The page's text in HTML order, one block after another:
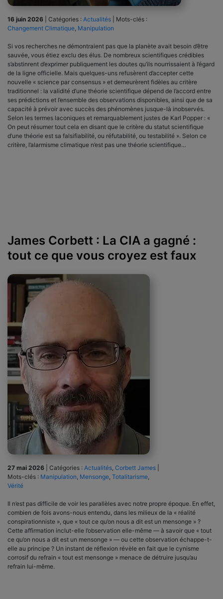
16 juin 2026 Catégories : Actualités
Mots-clés :
Changement Climatique Manipulation
Si vos recherches ne démontraient pas que la planète avait besoin d’être
sauvée, vous étiez exclu des élus. De nombreux scientifiques crédibles
s’abstinrent d’exprimer publiquement les doutes qu’ils nourrissaient à l’égard
de la ligne officielle. Mais quelques-uns refusèrent d’accepter cette
nouvelle « science par consensus » et demeurèrent fidèles au critère
traditionnel : la validité d’une théorie scientifique dépend de l’accord entre
ses prédictions et l’ensemble des observations disponibles, ainsi que de sa
capacité à prévoir avec succès des phénomènes jusque-là inobservés.
Selon les termes laconiques et remarquablement justes de Karl Popper : «
On peut résumer tout cela en disant que le critère du statut scientifique
d’une théorie est sa falsifiabilité, ou réfutabilité, ou testabilité ». Selon ce
critère, l’alarmisme climatique n’est pas une théorie scientifique…
James Corbett : La CIA a gagné :
tout ce que vous croyez est faux
27 mai 2026 Catégories : Actualités, Corbett James
Mots-clés : Manipulation, Mensonge, Totalitarisme,
Vérité
Il n’est pas difficile de voir les parallèles avec notre propre époque. En effet,
combien de fois avons-nous entendu, dans les milieux de la « réalité
conspirationniste », que « tout ce qu’on nous a dit est un mensonge » ?
Cette affirmation inclut-elle l’observation elle-même — à savoir que « tout
ce qu’on nous a dit est un mensonge » — ou cette observation échappe-t-
elle au principe ? Un instant de réflexion révèle en fait que le cynisme
corrosif du refrain « tout est mensonge » menace de détruire jusqu’au
refrain lui-même.